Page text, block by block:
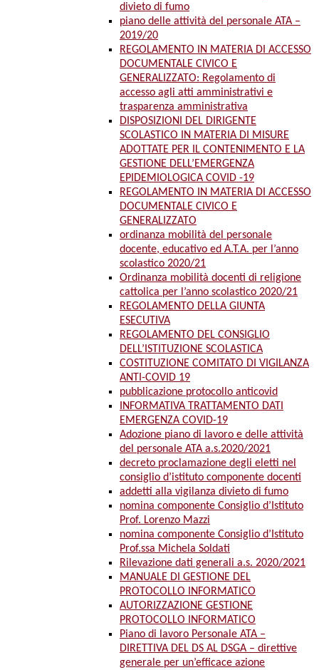
divieto di fumo
piano delle attività del personale ATA –
2019/20
REGOLAMENTO IN MATERIA DI ACCESSO
DOCUMENTALE CIVICO E
GENERALIZZATO: Regolamento di
accesso agli atti amministrativi e
trasparenza amministrativa
DISPOSIZIONI DEL DIRIGENTE
SCOLASTICO IN MATERIA DI MISURE
ADOTTATE PER IL CONTENIMENTO E LA
GESTIONE DELL’EMERGENZA
EPIDEMIOLOGICA COVID -19
REGOLAMENTO IN MATERIA DI ACCESSO
DOCUMENTALE CIVICO E
GENERALIZZATO
ordinanza mobilità del personale
docente, educativo ed A.T.A. per l’anno
scolastico 2020/21
Ordinanza mobilità docenti di religione
cattolica per l’anno scolastico 2020/21
REGOLAMENTO DELLA GIUNTA
ESECUTIVA
REGOLAMENTO DEL CONSIGLIO
DELL’ISTITUZIONE SCOLASTICA
COSTITUZIONE COMITATO DI VIGILANZA
ANTI-COVID 19
pubblicazione protocollo anticovid
INFORMATIVA TRATTAMENTO DATI
EMERGENZA COVID-19
Adozione piano di lavoro e delle attività
del personale ATA a.s.2020/2021
decreto proclamazione degli eletti nel
consiglio d’istituto componente docenti
addetti alla vigilanza divieto di fumo
nomina componente Consiglio d’Istituto
Prof. Lorenzo Mazzi
nomina componente Consiglio d’Istituto
Prof.ssa Michela Soldati
Rilevazione dati generali a.s. 2020/2021
MANUALE DI GESTIONE DEL
PROTOCOLLO INFORMATICO
AUTORIZZAZIONE GESTIONE
PROTOCOLLO INFORMATICO
Piano di lavoro Personale ATA –
DIRETTIVA DEL DS AL DSGA – direttive
generale per un’efficace azione